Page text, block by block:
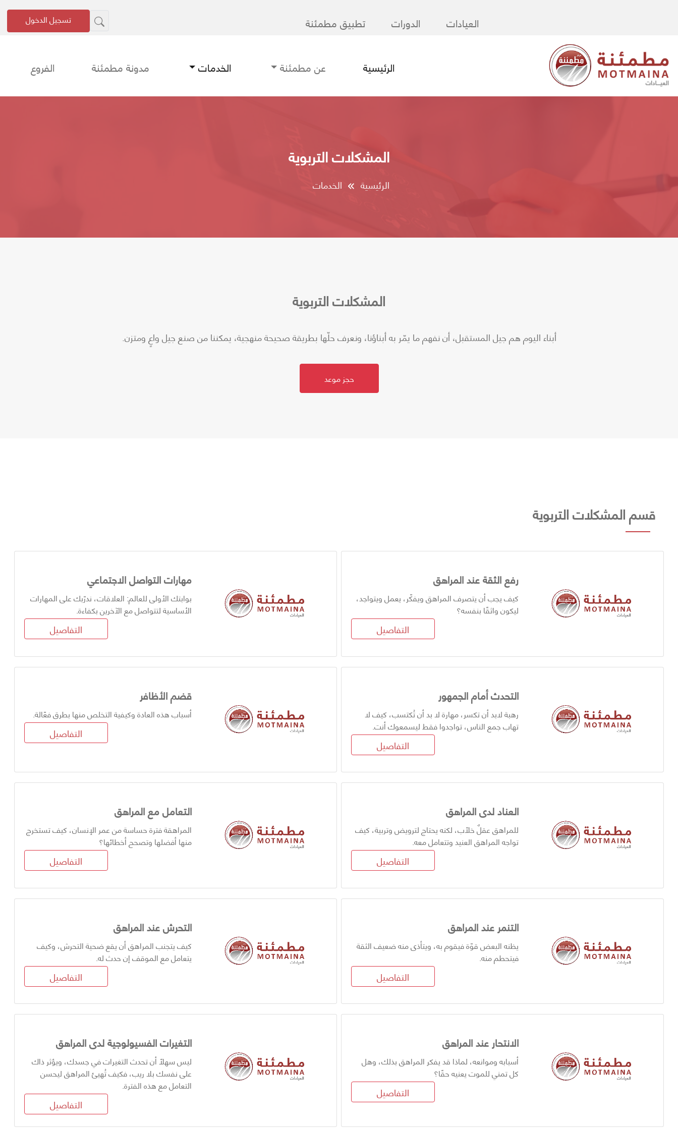
العيادات الدورات تطبيق مطمئنة تسجيل الدخول
الرئيسية عن مطمئنة الخدمات مدونة مطمئنة الفروع
المشكلات التربوية
الرئيسية الخدمات
المشكلات التربوية
أبناء اليوم هم جيل المستقبل، أن نفهم ما يمّر به أبناؤنا، ونعرف حلّها بطريقة صحيحة منهجية، يمكننا من صنع جيل واعٍ ومتزن.
حجز موعد
قسم المشكلات التربوية
رفع الثقة عند المراهق
كيف يجب أن يتصرف المراهق ويفكّر، يعمل ويتواجد،
ليكون واثقًا بنفسه؟
التفاصيل
مهارات التواصل الاجتماعي
بوابتك الأولى للعالم: العلاقات، ندرّبك على المهارات
الأساسية لتتواصل مع الآخرين بكفاءة.
التفاصيل
التحدث أمام الجمهور
رهبة لابد أن تكسر، مهارة لا بد أن تُكتسب، كيف لا
تهاب جمع الناس، تواجدوا فقط ليسمعوك أنت.
التفاصيل
قضم الأظافر
أسباب هذه العادة وكيفية التخلص منها بطرق فعّالة.
التفاصيل
العناد لدى المراهق
للمراهق عقلٌ خلّاب، لكنه يحتاج لترويض وتربية، كيف
تواجه المراهق العنيد وتتعامل معه.
التفاصيل
التعامل مع المراهق
المراهقة فترة حساسة من عمر الإنسان، كيف تستخرج
منها أفضلها وتصحح أخطائها؟
التفاصيل
التنمر عند المراهق
يظنه البعض قوّة فيقوم به، ويتأذى منه ضعيف الثقة
فيتحطم منه.
التفاصيل
التحرش عند المراهق
كيف يتجنب المراهق أن يقع ضحية التحرش، وكيف
يتعامل مع الموقف إن حدث له.
التفاصيل
الانتحار عند المراهق
أسبابه وموانعه، لماذا قد يفكر المراهق بذلك، وهل
كل تمني للموت يعنيه حقًا؟
التفاصيل
التغيرات الفسيولوجية لدى المراهق
ليس سهلًا أن تحدث التغيرات في جسدك، ويؤثر ذاك
على نفسك بلا ريب، فكيف تُهيئ المراهق ليحسن
التعامل مع هذه الفترة.
التفاصيل